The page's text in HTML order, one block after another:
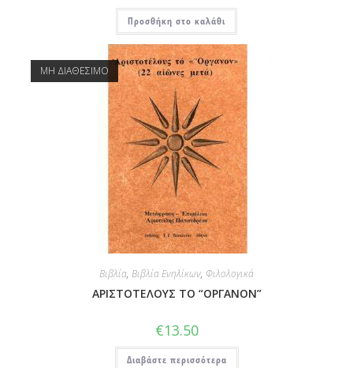
Προσθήκη στο καλάθι
ΜΗ ΔΙΑΘΕΣΙΜΟ
Βιβλία, Βιβλία Ενηλίκων, Φιλολογικά
ΑΡΙΣΤΟΤΕΛΟΥΣ ΤΟ “ΟΡΓΑΝΟΝ”
€13.50
Διαβάστε περισσότερα